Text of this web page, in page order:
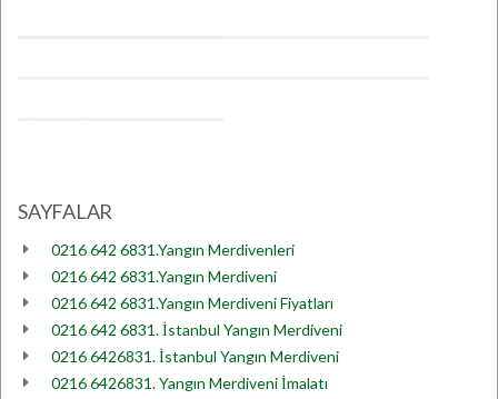
SAYFALAR
0216 642 6831.Yangın Merdivenleri
0216 642 6831.Yangın Merdiveni
0216 642 6831.Yangın Merdiveni Fiyatları
0216 642 6831. İstanbul Yangın Merdiveni
0216 6426831. İstanbul Yangın Merdiveni
0216 6426831. Yangın Merdiveni İmalatı